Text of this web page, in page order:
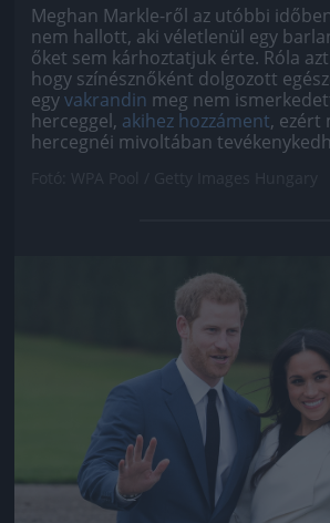
Meghan Markle-ről az utóbbi
nem hallott, aki véletlenül egy
őket sem kárhoztatjuk érte. Róla
hogy színésznőként dolgozott
egyvakrandin meg nem
herceggel, akihez hozzáment, ezért
hercegnéi mivoltában
Jön még kép!